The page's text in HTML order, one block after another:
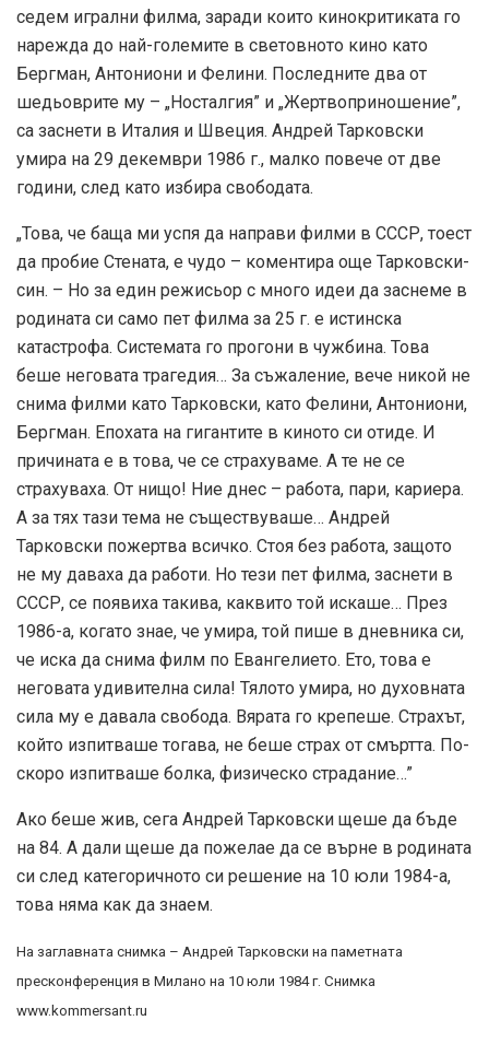
седем игрални филма, заради които кинокритиката го
нарежда до най-големите в световното кино като
Бергман, Антониони и Фелини. Последните два от
шедьоврите му – „Носталгия” и „Жертвоприношение”,
са заснети в Италия и Швеция. Андрей Тарковски
умира на 29 декември 1986 г., малко повече от две
години, след като избира свободата.
„Това, че баща ми успя да направи филми в СССР, тоест
да пробие Стената, е чудо – коментира още Тарковски-
син. – Но за един режисьор с много идеи да заснеме в
родината си само пет филма за 25 г. е истинска
катастрофа. Системата го прогони в чужбина. Това
беше неговата трагедия… За съжаление, вече никой не
снима филми като Тарковски, като Фелини, Антониони,
Бергман. Епохата на гигантите в киното си отиде. И
причината е в това, че се страхуваме. А те не се
страхуваха. От нищо! Ние днес – работа, пари, кариера.
А за тях тази тема не съществуваше… Андрей
Тарковски пожертва всичко. Стоя без работа, защото
не му даваха да работи. Но тези пет филма, заснети в
СССР, се появиха такива, каквито той искаше… През
1986-а, когато знае, че умира, той пише в дневника си,
че иска да снима филм по Евангелието. Ето, това е
неговата удивителна сила! Тялото умира, но духовната
сила му е давала свобода. Вярата го крепеше. Страхът,
който изпитваше тогава, не беше страх от смъртта. По-
скоро изпитваше болка, физическо страдание…”
Ако беше жив, сега Андрей Тарковски щеше да бъде
на 84. А дали щеше да пожелае да се върне в родината
си след категоричното си решение на 10 юли 1984-а,
това няма как да знаем.
На заглавната снимка – Андрей Тарковски на паметната
пресконференция в Милано на 10 юли 1984 г. Снимка
www.kommersant.ru